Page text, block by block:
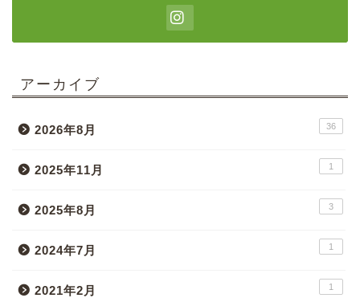
アーカイブ
2026年8月 36
2025年11月 1
2025年8月 3
2024年7月 1
2021年2月 1